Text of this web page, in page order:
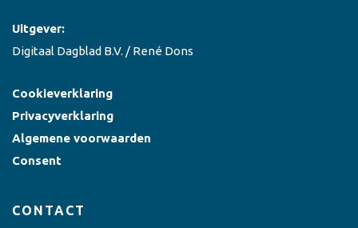
Uitgever:
Digitaal Dagblad B.V. / René Dons
Cookieverklaring
Privacyverklaring
Algemene voorwaarden
Consent
CONTACT